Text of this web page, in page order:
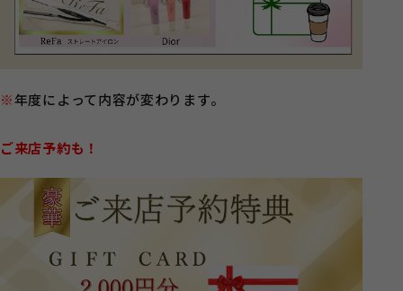
※年度によって内容が変わります。
ご来店予約も！